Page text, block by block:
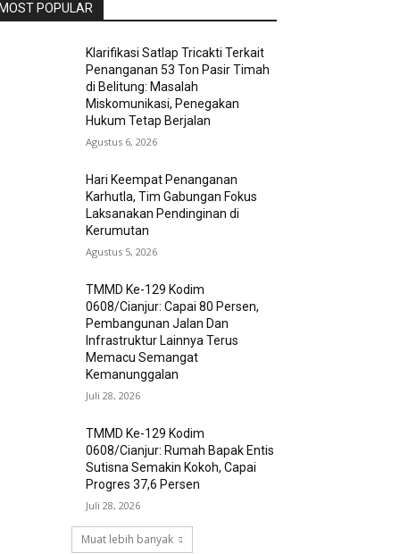
MOST POPULAR
Klarifikasi Satlap Tricakti Terkait
Penanganan 53 Ton Pasir Timah
di Belitung: Masalah
Miskomunikasi, Penegakan
Hukum Tetap Berjalan
Agustus 6, 2026
Hari Keempat Penanganan
Karhutla, Tim Gabungan Fokus
Laksanakan Pendinginan di
Kerumutan
Agustus 5, 2026
TMMD Ke-129 Kodim
0608/Cianjur: Capai 80 Persen,
Pembangunan Jalan Dan
Infrastruktur Lainnya Terus
Memacu Semangat
Kemanunggalan
Juli 28, 2026
TMMD Ke-129 Kodim
0608/Cianjur: Rumah Bapak Entis
Sutisna Semakin Kokoh, Capai
Progres 37,6 Persen
Juli 28, 2026
Muat lebih banyak